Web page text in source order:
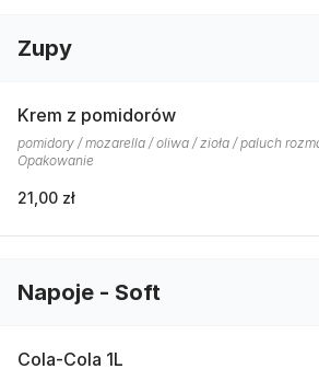
Zupy
Krem z pomidorów
pomidory / mozarella / oliwa / zioła / paluch
Opakowanie
21,00 zł
Napoje - Soft
Cola-Cola 1L